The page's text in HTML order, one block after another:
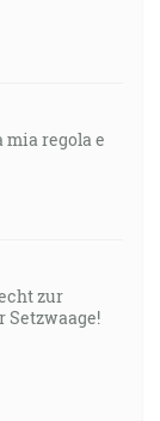
mia regola e
zur